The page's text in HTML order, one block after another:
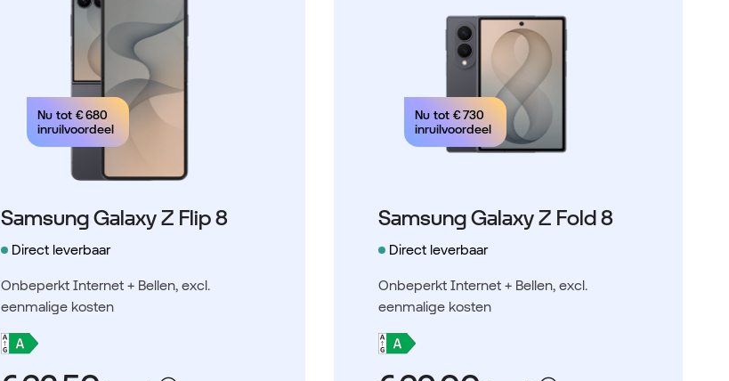
Nu tot € 680
inruilvoordeel
Samsung Galaxy Z Flip 8
Direct leverbaar
Onbeperkt Internet + Bellen, excl.
eenmalige kosten
Nu tot € 730
inruilvoordeel
Samsung Galaxy Z Fold 8
Direct leverbaar
Onbeperkt Internet + Bellen, excl.
eenmalige kosten